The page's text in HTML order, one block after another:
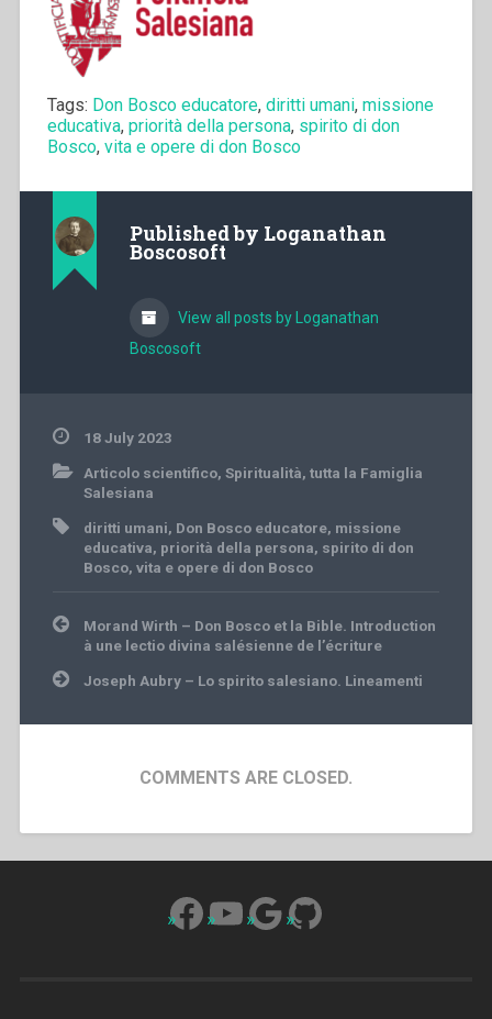
Tags: Don Bosco educatore, diritti umani, missione
educativa, priorità della persona, spirito di don
Bosco, vita e opere di don Bosco
Published by Loganathan
Boscosoft
View all posts by Loganathan
Boscosoft
18 July 2023
Articolo scientifico, Spiritualità, tutta la Famiglia
Salesiana
diritti umani, Don Bosco educatore, missione
educativa, priorità della persona, spirito di don
Bosco, vita e opere di don Bosco
Post
navigation
Morand Wirth – Don Bosco et la Bible. Introduction
à une lectio divina salésienne de l’écriture
Joseph Aubry – Lo spirito salesiano. Lineamenti
COMMENTS ARE CLOSED.
Facebook
YouTube
Google
GitHub